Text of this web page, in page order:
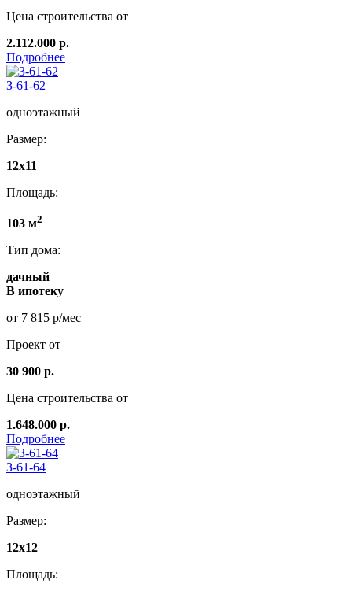
Цена строительства от
2.112.000 р.
Подробнее
З-61-62
одноэтажный
Размер:
12x11
Площадь:
103 м2
Тип дома:
дачный
В ипотеку
от 7 815 р/мес
Проект от
30 900 р.
Цена строительства от
1.648.000 р.
Подробнее
З-61-64
одноэтажный
Размер:
12x12
Площадь: